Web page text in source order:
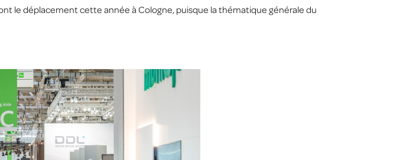
le déplacement cette année à Cologne, puisque la thématique générale du